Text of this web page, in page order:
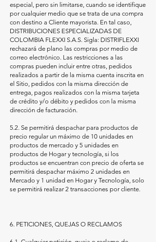
especial, pero sin limitarse, cuando se identifique
por cualquier medio que se trata de una compra
con destino a Cliente mayorista. En tal caso,
DISTRIBUCIONES ESPECIALIZADAS DE
COLOMBIA FLEXXI S.A.S. Sigla: DISTRIFLEXXI
rechazará de plano las compras por medio de
correo electrónico. Las restricciones a las
compras pueden incluir entre otras, pedidos
realizados a partir de la misma cuenta inscrita en
el Sitio, pedidos con la misma dirección de
entrega, pagos realizados con la misma tarjeta
de crédito y/o débito y pedidos con la misma
dirección de facturación.
5.2. Se permitirá despachar para productos de
precio regular un máximo de 10 unidades en
productos de mercado y 5 unidades en
productos de Hogar y tecnología, si los
productos se encuentran con precio de oferta se
permitirá despachar máximo 2 unidades en
Mercado y 1 unidad en Hogar y Tecnología, solo
se permitirá realizar 2 transacciones por cliente.
6. PETICIONES, QUEJAS O RECLAMOS